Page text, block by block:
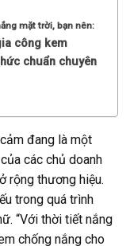
mặt trời, bạn nên:
công kem
chuẩn chuyên
đang là một
các chủ doanh
rộng thương hiệu.
trong quá trình
“Với thời tiết nắng
chống nắng cho